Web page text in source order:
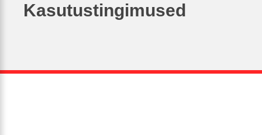
Kasutustingimused